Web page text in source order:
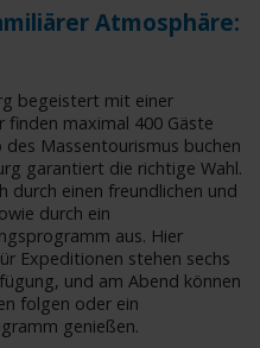
Atmosphäre:
begeistert mit einer
finden maximal 400 Gäste
Massentourismus buchen
garantiert die richtige Wahl.
durch einen freundlichen und
durch ein
aus. Hier
Expeditionen stehen sechs
und am Abend können
folgen oder ein
genießen.